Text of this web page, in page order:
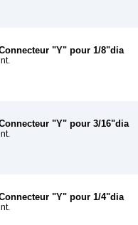
"Y" pour 1/8"dia
"Y" pour 3/16"dia
"Y" pour 1/4"dia